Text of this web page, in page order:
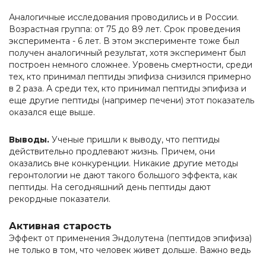
Аналогичные исследования проводились и в России.
Возрастная группа: от 75 до 89 лет. Срок проведения
эксперимента - 6 лет. В этом эксперименте тоже был
получен аналогичный результат, хотя эксперимент был
построен немного сложнее. Уровень смертности, среди
тех, кто принимал пептиды эпифиза снизился примерно
в 2 раза. А среди тех, кто принимал пептиды эпифиза и
еще другие пептиды (например печени) этот показатель
оказался еще выше.
Выводы. Ученые пришли к выводу, что пептиды
действительно продлевают жизнь. Причем, они
оказались вне конкуренции. Никакие другие методы
геронтологии не дают такого большого эффекта, как
пептиды. На сегодняшний день пептиды дают
рекордные показатели.
Активная старость
Эффект от применения Эндолутена (пептидов эпифиза)
не только в том, что человек живет дольше. Важно ведь